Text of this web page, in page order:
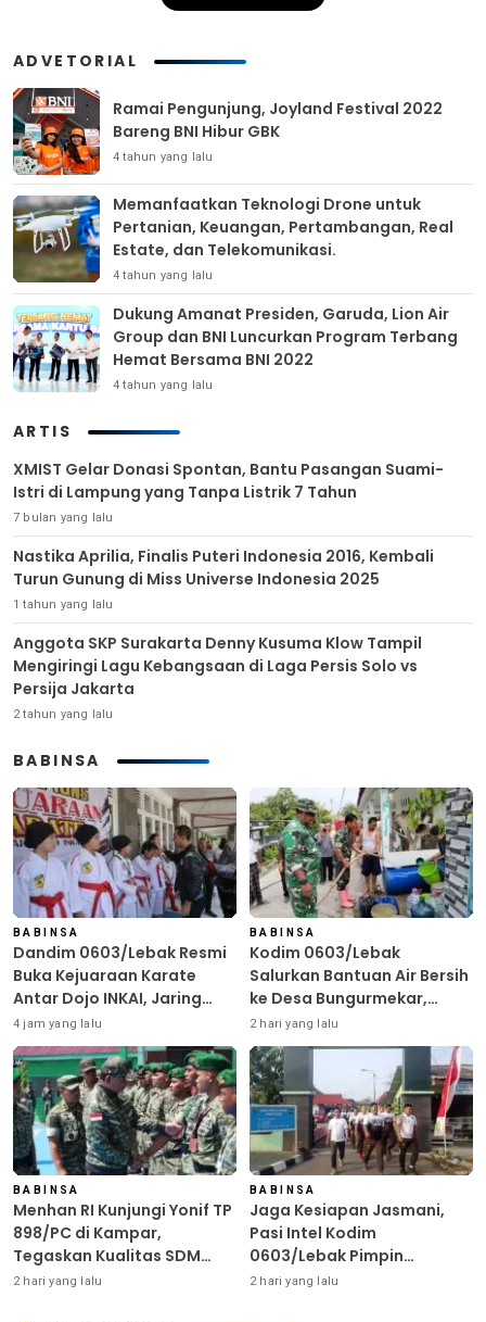
ADVETORIAL
Ramai Pengunjung, Joyland Festival 2022
Bareng BNI Hibur GBK
4 tahun yang lalu
Memanfaatkan Teknologi Drone untuk
Pertanian, Keuangan, Pertambangan, Real
Estate, dan Telekomunikasi.
4 tahun yang lalu
Dukung Amanat Presiden, Garuda, Lion Air
Group dan BNI Luncurkan Program Terbang
Hemat Bersama BNI 2022
4 tahun yang lalu
ARTIS
XMIST Gelar Donasi Spontan, Bantu Pasangan Suami-
Istri di Lampung yang Tanpa Listrik 7 Tahun
7 bulan yang lalu
Nastika Aprilia, Finalis Puteri Indonesia 2016, Kembali
Turun Gunung di Miss Universe Indonesia 2025
1 tahun yang lalu
Anggota SKP Surakarta Denny Kusuma Klow Tampil
Mengiringi Lagu Kebangsaan di Laga Persis Solo vs
Persija Jakarta
2 tahun yang lalu
BABINSA
BABINSA
Dandim 0603/Lebak Resmi
Buka Kejuaraan Karate
Antar Dojo INKAI, Jaring
Bibit Atlet Unggul Sambut
HUT ke-81 RI
4 jam yang lalu
BABINSA
Kodim 0603/Lebak
Salurkan Bantuan Air Bersih
ke Desa Bungurmekar,
Ringankan Beban Warga
Terdampak Kemarau
2 hari yang lalu
BABINSA
Menhan RI Kunjungi Yonif TP
898/PC di Kampar,
Tegaskan Kualitas SDM
Kunci Kekuatan TNI
2 hari yang lalu
BABINSA
Jaga Kesiapan Jasmani,
Pasi Intel Kodim
0603/Lebak Pimpin
Pembinaan Fisik Rutin
2 hari yang lalu